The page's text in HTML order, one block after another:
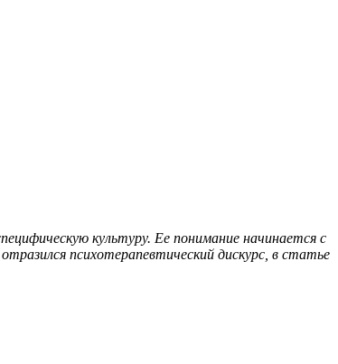
культуру. Ее понимание начинается с
психотерапевтический дискурс, в статье